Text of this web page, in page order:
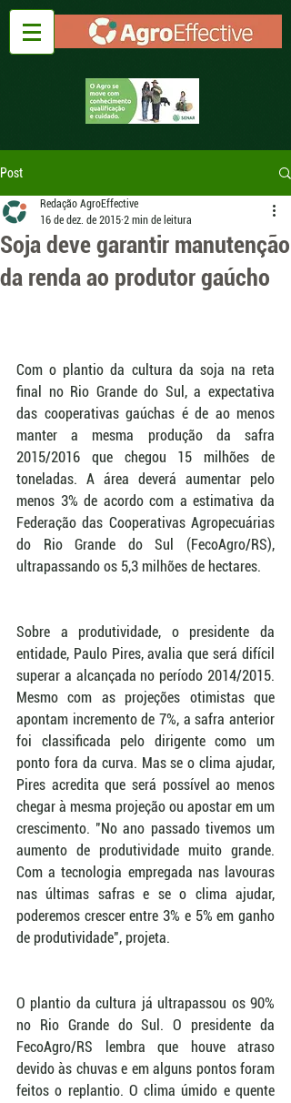
Post
Soja deve garantir manutenção
da renda ao produtor gaúcho
Redação AgroEffective
16 de dez. de 2015 2 min de leitura
Com o plantio da cultura da soja na reta
final no Rio Grande do Sul, a expectativa
das cooperativas gaúchas é de ao menos
manter a mesma produção da safra
2015/2016 que chegou 15 milhões de
toneladas. A área deverá aumentar pelo
menos 3% de acordo com a estimativa da
Federação das Cooperativas Agropecuárias
do Rio Grande do Sul (FecoAgro/RS),
ultrapassando os 5,3 milhões de hectares.
Sobre a produtividade, o presidente da
entidade, Paulo Pires, avalia que será difícil
superar a alcançada no período 2014/2015.
Mesmo com as projeções otimistas que
apontam incremento de 7%, a safra anterior
foi classificada pelo dirigente como um
ponto fora da curva. Mas se o clima ajudar,
Pires acredita que será possível ao menos
chegar à mesma projeção ou apostar em um
crescimento. "No ano passado tivemos um
aumento de produtividade muito grande.
Com a tecnologia empregada nas lavouras
nas últimas safras e se o clima ajudar,
poderemos crescer entre 3% e 5% em ganho
de produtividade", projeta.
O plantio da cultura já ultrapassou os 90%
no Rio Grande do Sul. O presidente da
FecoAgro/RS lembra que houve atraso
devido às chuvas e em alguns pontos foram
feitos o replantio. O clima úmido e quente